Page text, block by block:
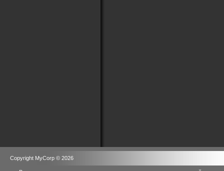
Copyright MyCorp © 2026